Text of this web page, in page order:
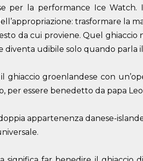
per la performance Ice
trasformare la
da cui proviene. Quel
diventa udibile solo quando parla
ghiaccio groenlandese con
per essere benedetto da papa
appartenenza danese-